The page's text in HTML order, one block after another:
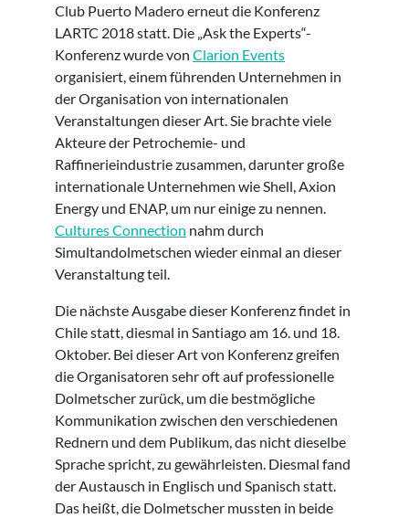
Club Puerto Madero erneut die Konferenz
LARTC 2018 statt. Die „Ask the Experts“-
Konferenz wurde von Clarion Events
organisiert, einem führenden Unternehmen in
der Organisation von internationalen
Veranstaltungen dieser Art. Sie brachte viele
Akteure der Petrochemie- und
Raffinerieindustrie zusammen, darunter große
internationale Unternehmen wie Shell, Axion
Energy und ENAP, um nur einige zu nennen.
Cultures Connection nahm durch
Simultandolmetschen wieder einmal an dieser
Veranstaltung teil.
Die nächste Ausgabe dieser Konferenz findet in
Chile statt, diesmal in Santiago am 16. und 18.
Oktober. Bei dieser Art von Konferenz greifen
die Organisatoren sehr oft auf professionelle
Dolmetscher zurück, um die bestmögliche
Kommunikation zwischen den verschiedenen
Rednern und dem Publikum, das nicht dieselbe
Sprache spricht, zu gewährleisten. Diesmal fand
der Austausch in Englisch und Spanisch statt.
Das heißt, die Dolmetscher mussten in beide